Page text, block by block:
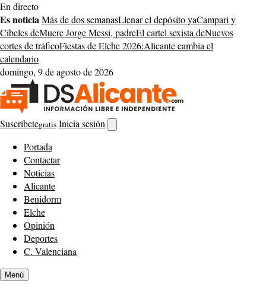
Saltar
al
contenido
En directo
Es noticiaMás de dos semanasLlenar el depósito yaCampari y
Cibeles deMuere Jorge Messi, padreEl cartel sexista deNuevos
cortes de tráficoFiestas de Elche 2026:Alicante cambia el
calendario
domingo, 9 de agosto de 2026
Suscríbetegratis Inicia sesión
buscador
Portada
Contactar
Noticias
Alicante
Benidorm
Elche
Opinión
Deportes
C. Valenciana
Menú